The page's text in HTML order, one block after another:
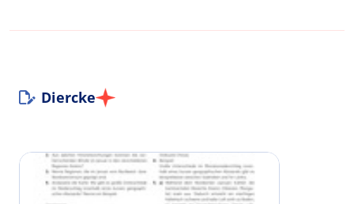
Diercke